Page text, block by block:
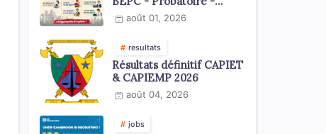
Baccalauréat dispoblible
en 2026
août 01, 2026
resultats
Résultats définitif CAPIET
& CAPIEMP 2026
août 04, 2026
jobs